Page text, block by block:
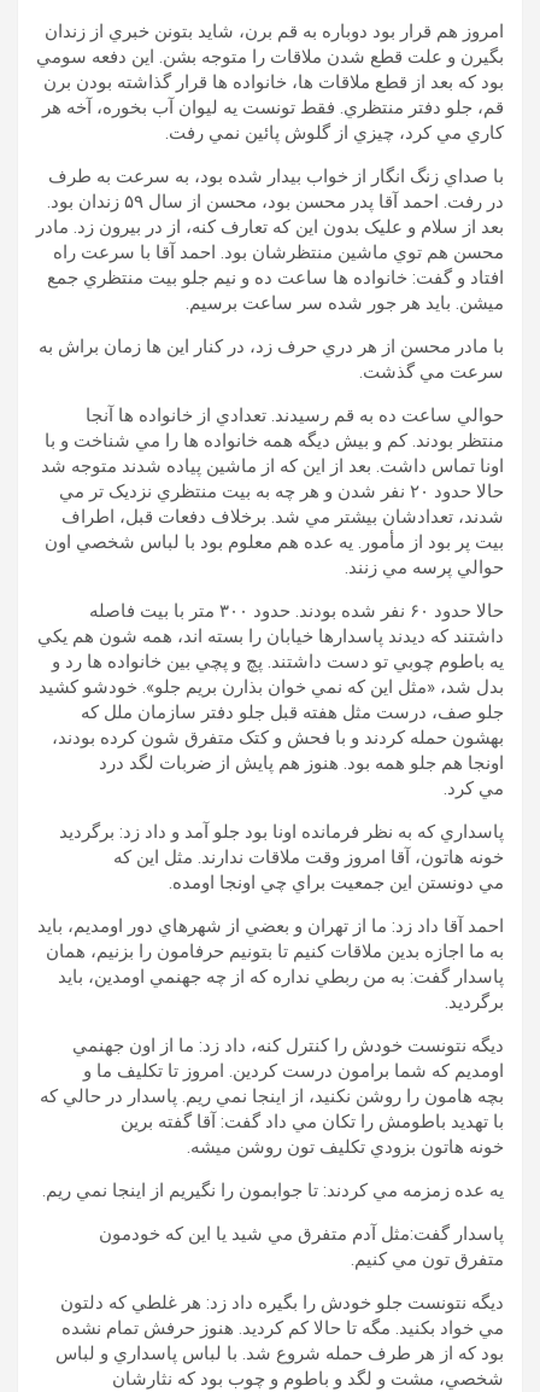
امروز هم قرار بود دوباره به قم برن، شايد بتونن خبري از زندان
بگيرن و علت قطع شدن ملاقات را متوجه بشن. اين دفعه سومي
بود که بعد از قطع ملاقات ها، خانواده ها قرار گذاشته بودن برن
قم، جلو دفتر منتظري. فقط تونست يه ليوان آب بخوره، آخه هر
کاري مي کرد، چيزي از گلوش پائين نمي رفت.
با صداي زنگ انگار از خواب بيدار شده بود، به سرعت به طرف
در رفت. احمد آقا پدر محسن بود، محسن از سال ۵۹ زندان بود.
بعد از سلام و عليک بدون اين که تعارف کنه، از در بيرون زد. مادر
محسن هم توي ماشين منتظرشان بود. احمد آقا با سرعت راه
افتاد و گفت: خانواده ها ساعت ده و نيم جلو بيت منتظري جمع
ميشن. بايد هر جور شده سر ساعت برسيم.
با مادر محسن از هر دري حرف زد، در کنار اين ها زمان براش به
سرعت مي گذشت.
حوالي ساعت ده به قم رسيدند. تعدادي از خانواده ها آنجا
منتظر بودند. کم و بيش ديگه همه خانواده ها را مي شناخت و با
اونا تماس داشت. بعد از اين که از ماشين پياده شدند متوجه شد
حالا حدود ۲۰ نفر شدن و هر چه به بيت منتظري نزديک تر مي
شدند، تعدادشان بيشتر مي شد. برخلاف دفعات قبل، اطراف
بيت پر بود از مأمور. يه عده هم معلوم بود با لباس شخصي اون
حوالي پرسه مي زنند.
حالا حدود ۶۰ نفر شده بودند. حدود ۳۰۰ متر با بيت فاصله
داشتند که ديدند پاسدارها خيابان را بسته اند، همه شون هم يکي
يه باطوم چوبي تو دست داشتند. پچ و پچي بين خانواده ها رد و
بدل شد، «مثل اين که نمي خوان بذارن بريم جلو». خودشو کشيد
جلو صف، درست مثل هفته قبل جلو دفتر سازمان ملل که
بهشون حمله کردند و با فحش و کتک متفرق شون کرده بودند،
اونجا هم جلو همه بود. هنوز هم پايش از ضربات لگد درد
مي کرد.
پاسداري که به نظر فرمانده اونا بود جلو آمد و داد زد: برگرديد
خونه هاتون، آقا امروز وقت ملاقات ندارند. مثل اين که
مي دونستن اين جمعيت براي چي اونجا اومده.
احمد آقا داد زد: ما از تهران و بعضي از شهرهاي دور اومديم، بايد
به ما اجازه بدين ملاقات کنيم تا بتونيم حرفامون را بزنيم، همان
پاسدار گفت: به من ربطي نداره که از چه جهنمي اومدين، بايد
برگرديد.
ديگه نتونست خودش را کنترل کنه، داد زد: ما از اون جهنمي
اومديم که شما برامون درست کردين. امروز تا تکليف ما و
بچه هامون را روشن نکنيد، از اينجا نمي ريم. پاسدار در حالي که
با تهديد باطومش را تکان مي داد گفت: آقا گفته برين
خونه هاتون بزودي تکليف تون روشن ميشه.
يه عده زمزمه مي کردند: تا جوابمون را نگيريم از اينجا نمي ريم.
پاسدار گفت:مثل آدم متفرق مي شيد يا اين که خودمون
متفرق تون مي کنيم.
ديگه نتونست جلو خودش را بگيره داد زد: هر غلطي که دلتون
مي خواد بکنيد. مگه تا حالا کم کرديد. هنوز حرفش تمام نشده
بود که از هر طرف حمله شروع شد. با لباس پاسداري و لباس
شخصي، مشت و لگد و باطوم و چوب بود که نثارشان